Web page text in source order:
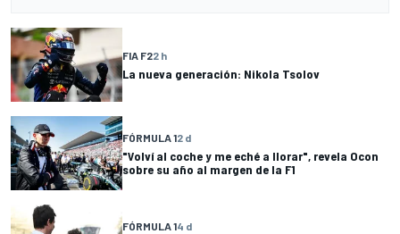
FIA F22 h
La nueva generación: Nikola Tsolov
FÓRMULA 12 d
"Volví al coche y me eché a llorar", revela Ocon
sobre su año al margen de la F1
FÓRMULA 14 d